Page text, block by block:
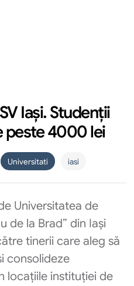
Iași. Studenții
peste 4000 lei
Universitati iasi
Universitatea de
de la Brad” din Iași
tinerii care aleg să
consolideze
locațiile instituției de